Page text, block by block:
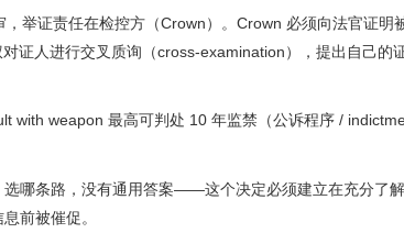
，举证责任在检控方（Crown）。Crown 必须向法官证
证人进行交叉质询（cross-examination），提出自己
with weapon 最高可判处 10 年监禁（公诉程序 /
哪条路，没有通用答案——这个决定必须建立在充分了
前被催促。